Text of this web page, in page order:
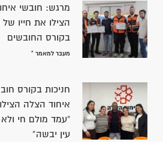
מרגש: חובשי
הצילו את חייו של
בקורס החובשים
מעבר למאמר »
חניכות בקורס
איחוד הצלה
“עמד מולם חי
עין יבשה”